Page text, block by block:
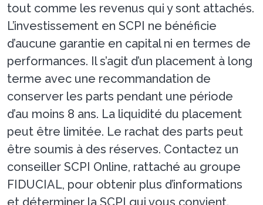
tout comme les revenus qui y sont attachés.
L’investissement en SCPI ne bénéficie
d’aucune garantie en capital ni en termes de
performances. Il s’agit d’un placement à long
terme avec une recommandation de
conserver les parts pendant une période
d’au moins 8 ans. La liquidité du placement
peut être limitée. Le rachat des parts peut
être soumis à des réserves. Contactez un
conseiller SCPI Online, rattaché au groupe
FIDUCIAL, pour obtenir plus d’informations
et déterminer la SCPI qui vous convient.